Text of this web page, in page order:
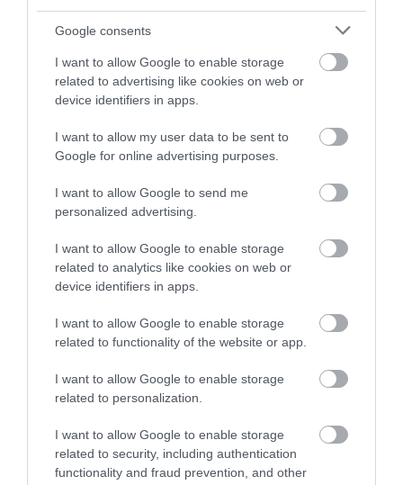
Google consents
I want to allow Google to enable storage
related to advertising like cookies on web or
device identifiers in apps.
I want to allow my user data to be sent to
Google for online advertising purposes.
I want to allow Google to send me
personalized advertising.
I want to allow Google to enable storage
related to analytics like cookies on web or
device identifiers in apps.
I want to allow Google to enable storage
related to functionality of the website or app.
I want to allow Google to enable storage
related to personalization.
I want to allow Google to enable storage
related to security, including authentication
functionality and fraud prevention, and other
KÖRNYÉKÉN: TERMÉSZET,
SZŐLŐ ÉS KOMLÓ
2026-08-04
HŐKUPOLA MAGYARORSZÁG
FELETT: MI EZ A LÁTHATATLAN
ALATTA A TERMÉSZETTEL?
2026-08-03